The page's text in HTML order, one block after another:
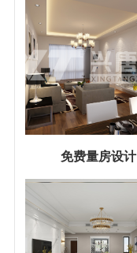
免费量房设计